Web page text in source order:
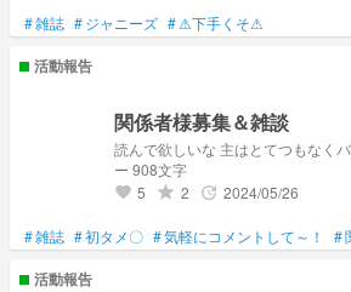
#雑誌 #ジャニーズ #⚠下手くそ⚠
活動報告
関係者様募集＆雑談
読んで欲しいな 主はとてつも
ー 908文字
favorite 5 grade 2 update 2024/05/26
#雑誌 #初タメ〇 #気軽にコメントして～！ #
活動報告